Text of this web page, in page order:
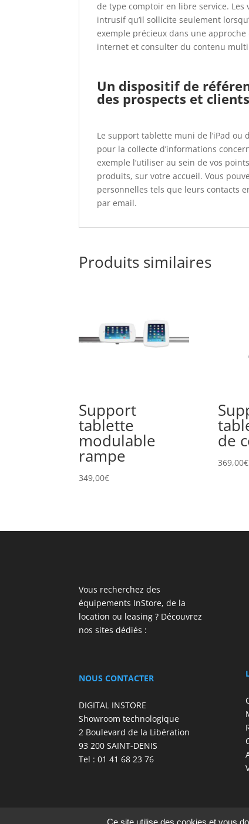
de type comptoir en libre service. Les
intrusif qu’il sollicite seulement
exemple précieux dans une
internet et consulter du contenu
Un dispositif de
des prospects et clients
Le support tablette muni de l’iPad ou
pour la collecte d’informations
exemple l’utiliser au sein de vos
produits, sur votre accueil. Vous
personnelles tels que leurs contacts
par email.
Produits similaires
Support
tablette
modulable
rampe
349,00€
de
369,00€
Vous recherchez des
équipements InStore, de la
location ou leasing ? Découvrez
nos sites dédiés :
NOUS CONTACTER
DIGITAL INSTORE
Showroom technologique
2 Boulevard de la Libération
93 200 SAINT-DENIS
Tel : 01 41 68 23 76
Ce site utilise des cookies et vous